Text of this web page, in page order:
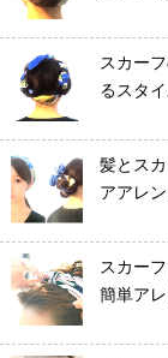
スカー
るスタ
髪とス
アアレ
スカー
簡単ア